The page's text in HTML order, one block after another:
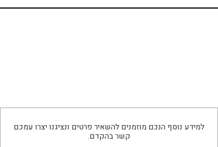
למידע נוסף הנכם מוזמנים להשאיר פרטים ונציגנו יצרו עמכם
קשר בהקדם.